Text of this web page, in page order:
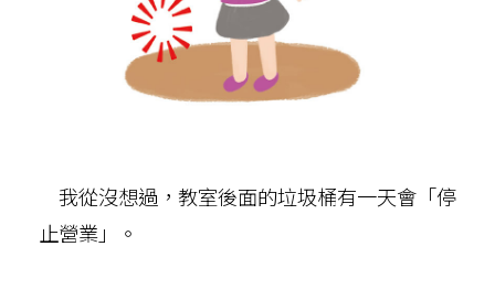
我從沒想過，教室後面的垃圾桶有一天會「停
止營業」。